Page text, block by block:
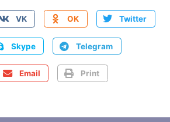
VK OK Twitter
Skype Telegram
Email Print